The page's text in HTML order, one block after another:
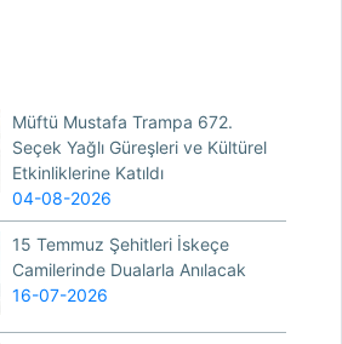
Müftü Mustafa Trampa 672.
Seçek Yağlı Güreşleri ve Kültürel
Etkinliklerine Katıldı
04-08-2026
15 Temmuz Şehitleri İskeçe
Camilerinde Dualarla Anılacak
16-07-2026